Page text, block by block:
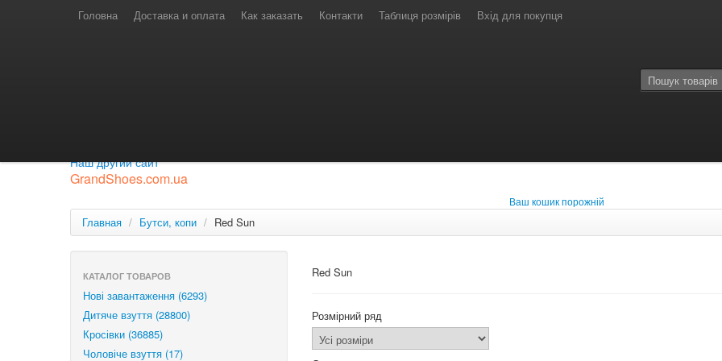
Головна Доставка и оплата Как заказать Контакти Таблиця розмірів Вхід для покупця
Лайф: (063) 527-76-88 МТС: (050) 967-41-33
Наш другий сайт
GrandShoes.com.ua
Ваш кошик порожній
Главная / Бутси, копи / Red Sun
КАТАЛОГ ТОВАРОВ
Нові завантаження (6293)
Дитяче взуття (28800)
Кросівки (36885)
Чоловіче взуття (17)
Red Sun
Розмірний ряд